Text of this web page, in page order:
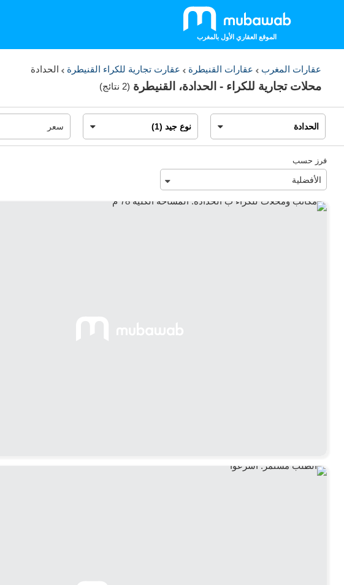
الموقع العقاري الأول بالمغرب
عقارات المغرب عقارات القنيطرة عقارت تجارية للكراء القنيطرة الحدادة
محلات تجارية للكراء - الحدادة، القنيطرة (2 نتائج )
فرز حسب